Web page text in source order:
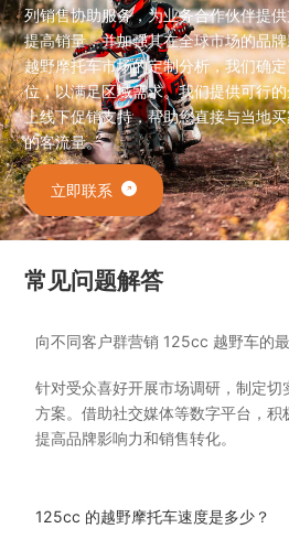
列销售协助服务，为业务合作伙伴提
提高销量，并加强其在全球市场的品
越野摩托车市场的定制分析，我们确
位，以满足区域需求。我们提供可行
上线下促销支持，帮助您直接与当地
的客流量。
立即联系
常见问题解答
向不同客户群营销 125cc 越野车的
针对受众喜好开展市场调研，制定切
方案。借助社交媒体等数字平台，积
提高品牌影响力和销售转化。
125cc 的越野摩托车速度是多少？